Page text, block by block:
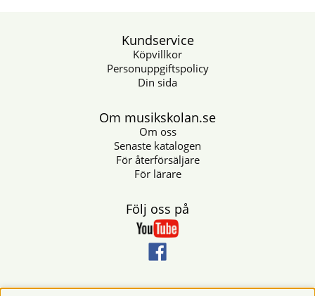
Kundservice
Köpvillkor
Personuppgiftspolicy
Din sida
Om musikskolan.se
Om oss
Senaste katalogen
För återförsäljare
För lärare
Följ oss på
Nyhetsbrev